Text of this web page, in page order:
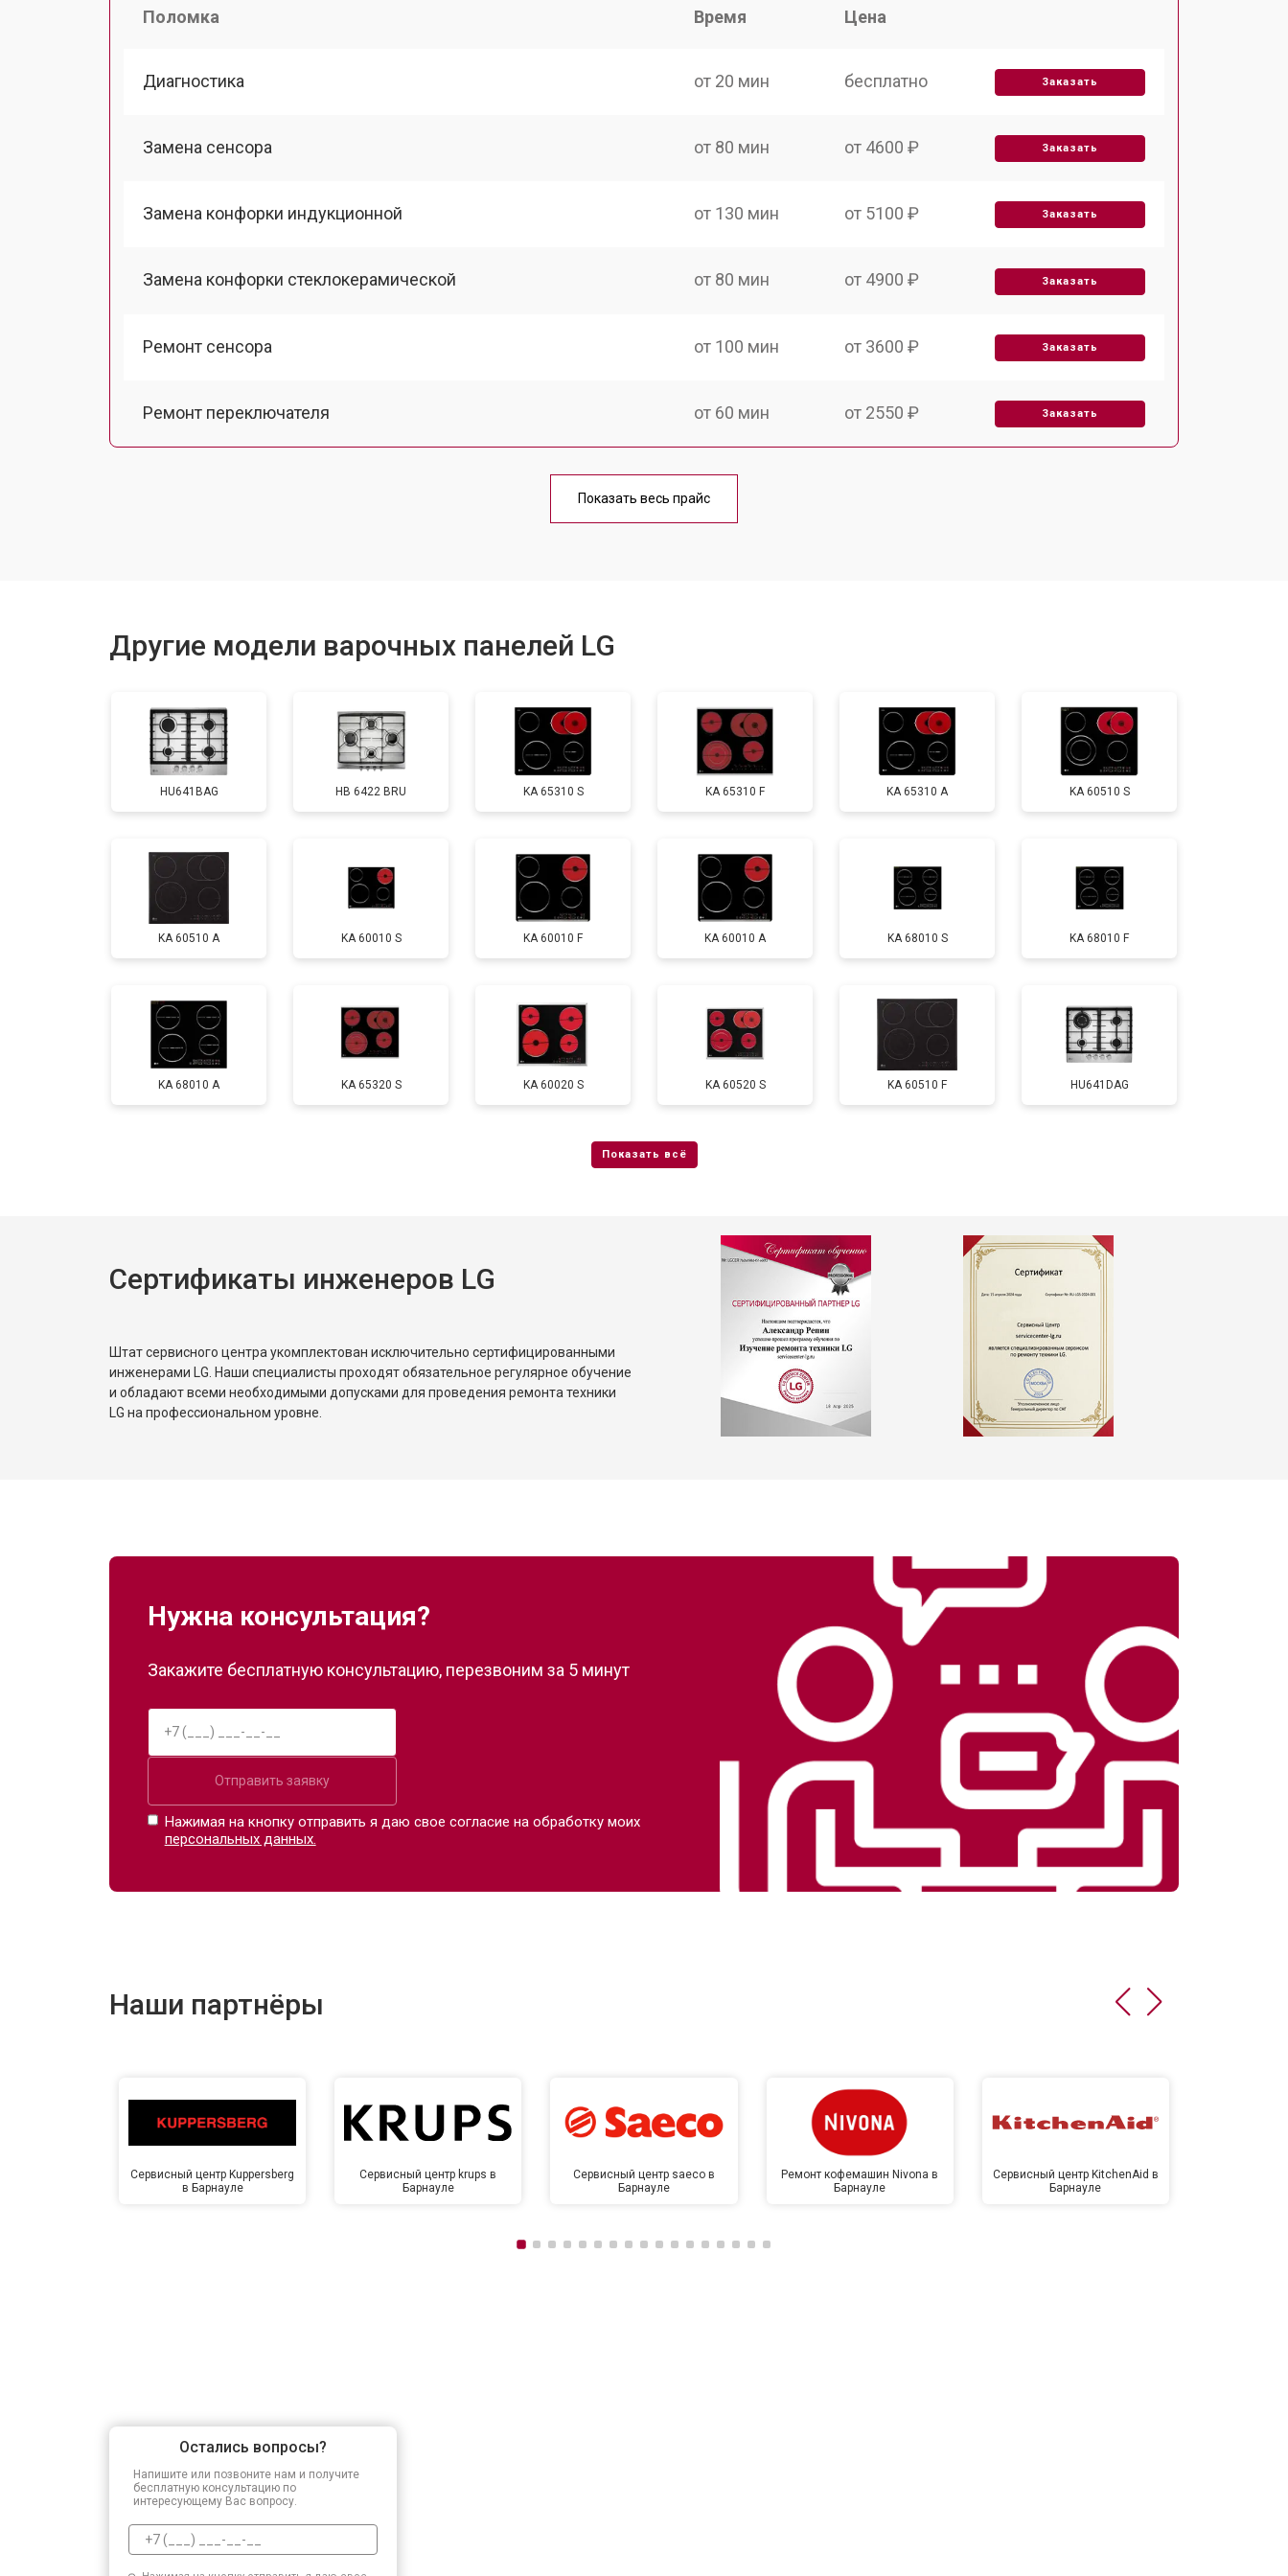
Поломка Время Цена
Диагностика от 20 мин бесплатно Заказать
Замена сенсора от 80 мин от 4600 ₽ Заказать
Замена конфорки индукционной от 130 мин от 5100 ₽ Заказать
Замена конфорки стеклокерамической от 80 мин от 4900 ₽ Заказать
Ремонт сенсора от 100 мин от 3600 ₽ Заказать
Ремонт переключателя от 60 мин от 2550 ₽ Заказать
от 140 мин
Показать весь прайс
Другие модели варочных панелей LG
HU641BAG HB 6422 BRU KA 65310 S KA 65310 F KA 65310 A KA 60510 S
KA 60510 A KA 60010 S KA 60010 F KA 60010 A KA 68010 S KA 68010 F
KA 68010 A KA 65320 S KA 60020 S KA 60520 S KA 60510 F HU641DAG
Сертификаты инженеров LG
Штат сервисного центра укомплектован исключительно сертифицированными
инженерами LG. Наши специалисты проходят обязательное регулярное обучение
и обладают всеми необходимыми допусками для проведения ремонта техники
LG на профессиональном уровне.
Нужна консультация?
Закажите бесплатную консультацию, перезвоним за 5 минут
Отправить заявку
Нажимая на кнопку отправить я даю свое согласие на обработку моих
персональных данных.
Наши партнёры
Сервисный центр Kuppersberg
в Барнауле
Сервисный центр krups в
Барнауле
Сервисный центр saeco в
Барнауле
Ремонт кофемашин Nivona в
Барнауле
Сервисный центр KitchenAid в
Барнауле
Остались вопросы?
Напишите или позвоните нам и получите
бесплатную консультацию по
интересующему Вас вопросу.